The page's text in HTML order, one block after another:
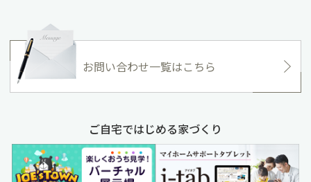
お問い合わせ一覧はこちら
ご自宅ではじめる家づくり